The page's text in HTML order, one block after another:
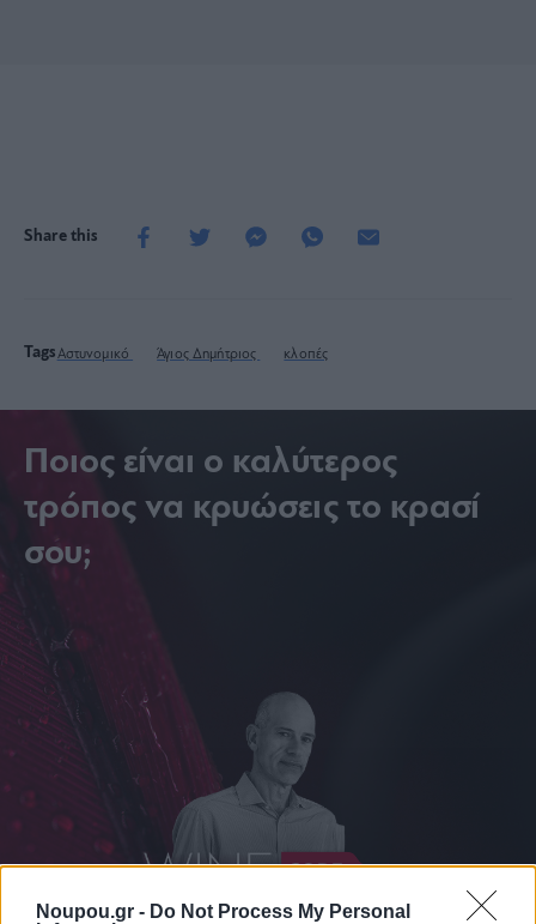
Noupou.gr - Do Not Process My Personal
Share this
TagsΑστυνομικό Άγιος Δημήτριος κλοπές
Ποιος είναι ο καλύτερος
τρόπος να κρυώσεις το κρασί
σου;